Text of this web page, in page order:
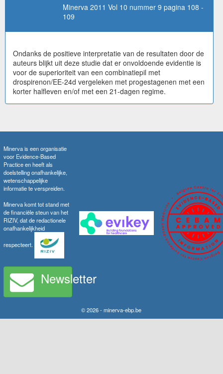
Minerva 2011 Vol 10 nummer 9 pagina 108 -
109
Ondanks de positieve interpretatie van de resultaten door de
auteurs blijkt uit deze studie dat er onvoldoende evidentie is
voor de superioriteit van een combinatiepil met
drospirenon/EE-24d vergeleken met progestagenen met een
korter halfleven en/of met een 21-dagen regime.
Minerva is een organisatie
voor Evidence-Based
Practice en heeft als
doelstelling onafhankelijke,
wetenschappelijke
informatie te verspreiden.
Minerva komt tot stand met
de financiële steun van het
RIZIV, dat de redactionele
onafhankelijkheid
respecteert.
Newsletter
© 2026 - minerva-ebp.be